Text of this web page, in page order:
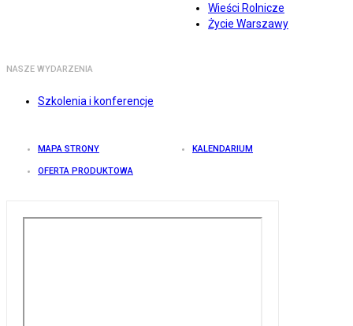
Wieści Rolnicze
Życie Warszawy
NASZE WYDARZENIA
Szkolenia i konferencje
MAPA STRONY KALENDARIUM
OFERTA PRODUKTOWA